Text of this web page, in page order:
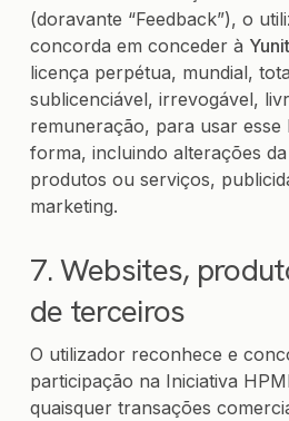
(doravante “Feedback”), o
concorda em conceder à
licença perpétua, mundial,
sublicenciável, irrevogável,
remuneração, para usar esse
forma, incluindo alterações
produtos ou serviços,
marketing.
7. Websites,
de terceiros
O utilizador reconhece e
participação na Iniciativa
quaisquer transações